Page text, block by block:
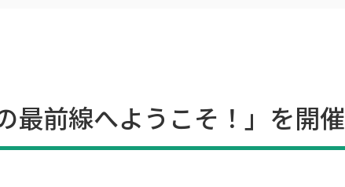
最前線へようこそ！」を開催